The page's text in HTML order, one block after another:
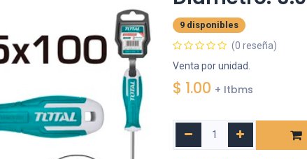
9 disponibles
(0 reseña)
Venta por unidad.
$ 1.00 + Itbms